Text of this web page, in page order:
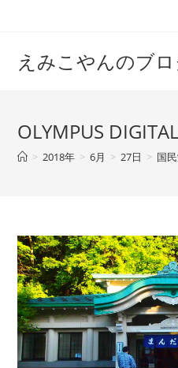
えみこやんのブ
OLYMPUS
> 2018年 > 6月 > 27日 > 国